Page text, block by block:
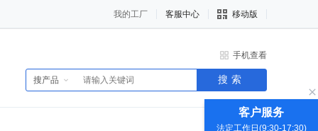
我的工厂 客服中心 移动版
手机查看
搜产品 搜索
客户服务
法定工作日(9:30-17:30)